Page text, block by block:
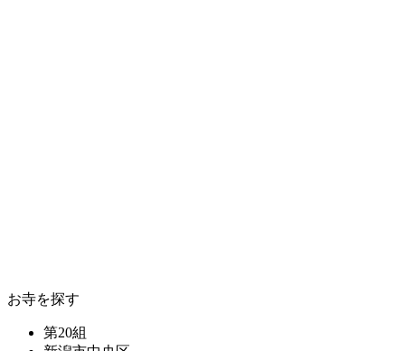
お寺を探す
第20組